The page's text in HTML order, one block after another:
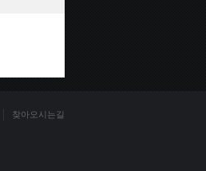
찾아오시는길